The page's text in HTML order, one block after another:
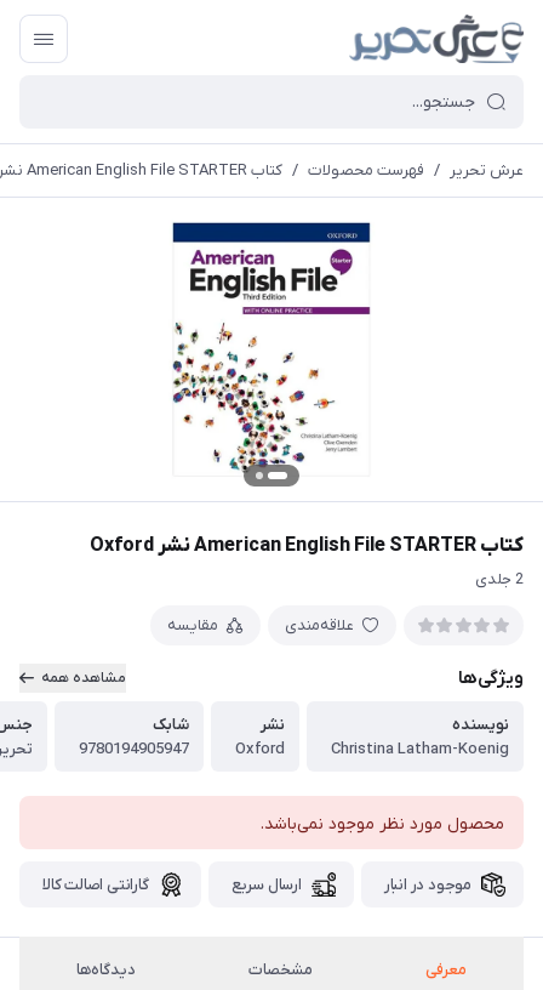
عرش تحریر / فهرست محصولات / کتاب American English File STARTER نشر Oxford
کتاب American English File STARTER نشر Oxford
2 جلدی
علاقه‌مندی مقایسه
ویژگی‌ها مشاهده همه
نویسنده
Christina Latham-Koenig
نشر
Oxford
شابک
9780194905947
محصول مورد نظر موجود نمی‌باشد.
موجود در انبار ارسال سریع گارانتی اصالت کالا
معرفی مشخصات دیدگاه‌ها